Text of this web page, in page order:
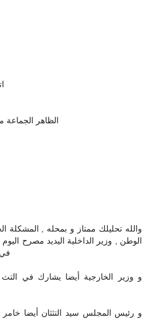
الظاهر
والله تحليلك ممتاز و بمحله , المشكلة
الوطن , وزير الداخلية اليديد مصرح
في
و وزير الخارجية أيضا يشارك في
و رئيس المجلس سيد التثثان أيضا